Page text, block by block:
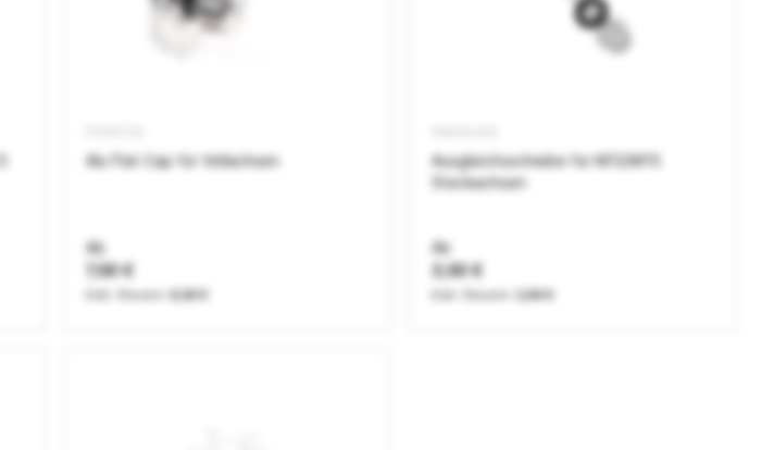
Alu Flat Cap für Vollachsen
Ab
7,50 €
Ausgleichsscheibe für M12/M15
Steckachsen
Ab
3,50 €
2,94 €